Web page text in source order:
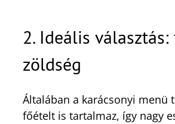
2. Ideális
zöldség
Általában a karácsonyi menü
főételt is tartalmaz, így nagy